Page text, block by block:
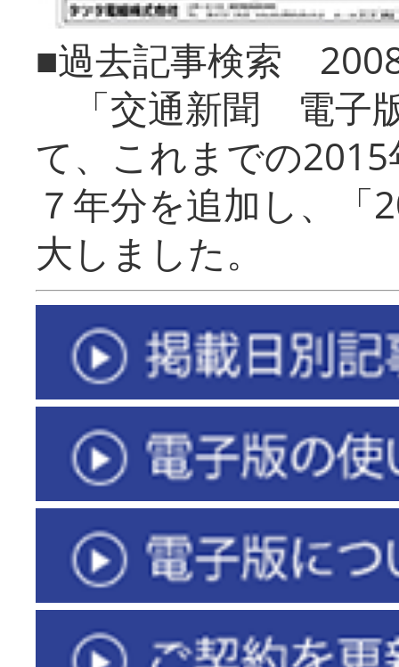
■過去記事検索
「交通新聞 電子
て、これまでの
７年分を追加し、「
大しまし